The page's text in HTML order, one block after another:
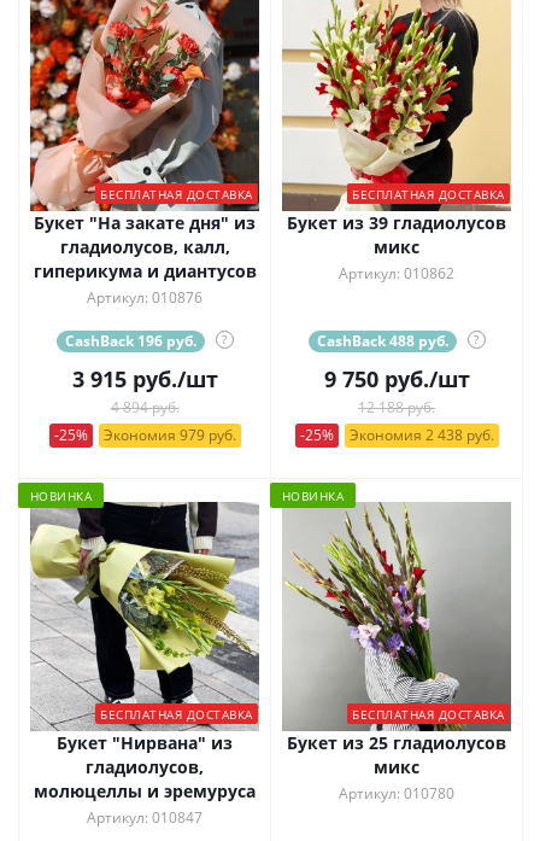
БЕСПЛАТНАЯ ДОСТАВКА
Букет "На закате дня" из
гладиолусов, калл,
гиперикума и диантусов
Артикул: 010876
CashBack 196 руб. ?
3 915руб./шт
4 894 руб.
-25%
Экономия 979 руб.
БЕСПЛАТНАЯ ДОСТАВКА
Букет из 39 гладиолусов
микс
Артикул: 010862
CashBack 488 руб. ?
9 750руб./шт
12 188 руб.
-25%
Экономия 2 438 руб.
НОВИНКА
БЕСПЛАТНАЯ ДОСТАВКА
Букет "Нирвана" из
гладиолусов,
молюцеллы и эремуруса
Артикул: 010847
НОВИНКА
БЕСПЛАТНАЯ ДОСТАВКА
Букет из 25 гладиолусов
микс
Артикул: 010780